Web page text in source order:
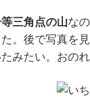
三角点の山な
。後で写真を
みたい。おの